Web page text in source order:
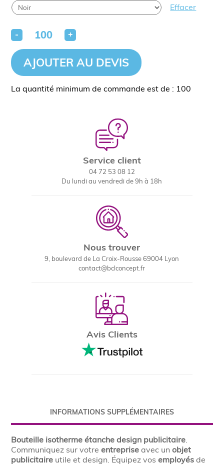
Effacer
- +
AJOUTER AU DEVIS
La quantité minimum de commande est de : 100
Service client
04 72 53 08 12
Du lundi au vendredi de 9h à 18h
Nous trouver
9, boulevard de La Croix-Rousse 69004 Lyon
contact@bclconcept.fr
Avis Clients
INFORMATIONS SUPPLÉMENTAIRES
Bouteille isotherme étanche design publicitaire.
Communiquez sur votreentreprise avec unobjet
publicitaire utile et design. Équipez vosemployés de